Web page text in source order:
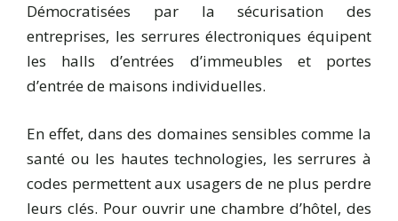
Démocratisées par la sécurisation des
entreprises, les serrures électroniques équipent
les halls d’entrées d’immeubles et portes
d’entrée de maisons individuelles.
En effet, dans des domaines sensibles comme la
santé ou les hautes technologies, les serrures à
codes permettent aux usagers de ne plus perdre
leurs clés. Pour ouvrir une chambre d’hôtel, des